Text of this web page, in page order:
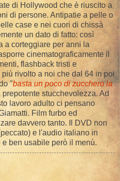
di Hollywood che è riuscito a
di persone. Antipatie a pelle o
case e nei cuori di chissà
un dato di fatto: così
a corteggiare per anni la
cinematograficamente il
flashback tristi e
rivolto a noi che dal 64 in poi
"basta un poco di zucchero la
stucchevolezza. Ad
lavoro adulto ci pensano
Film furbo ed
davvero tanto. Il DVD non
e l'audio italiano in
ben usabile però il menù.